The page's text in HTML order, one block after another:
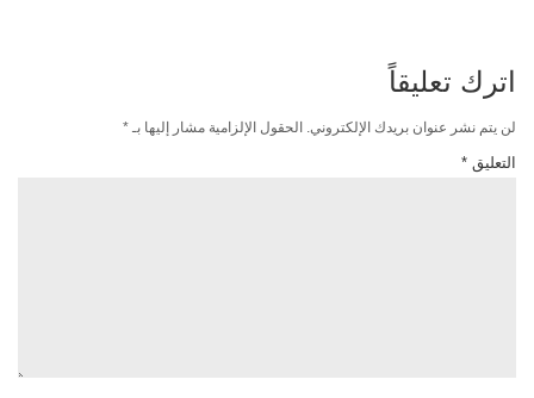
اترك تعليقاً
لن يتم نشر عنوان بريدك الإلكتروني. الحقول الإلزامية مشار إليها بـ *
التعليق *